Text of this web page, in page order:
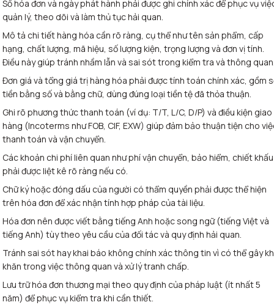
Số hóa đơn và ngày phát hành phải được ghi chính xác để phục vụ
quản lý, theo dõi và làm thủ tục hải quan.
Mô tả chi tiết hàng hóa cần rõ ràng, cụ thể như tên sản phẩm, cấp
hạng, chất lượng, mã hiệu, số lượng kiện, trọng lượng và đơn vị tính.
Điều này giúp tránh nhầm lẫn và sai sót trong kiểm tra và thông
Đơn giá và tổng giá trị hàng hóa phải được tính toán chính xác, gồm
tiền bằng số và bằng chữ, dùng đúng loại tiền tệ đã thỏa thuận.
Ghi rõ phương thức thanh toán (ví dụ: T/T, L/C, D/P) và điều kiện giao
hàng (Incoterms như FOB, CIF, EXW) giúp đảm bảo thuận tiện cho
thanh toán và vận chuyển.
Các khoản chi phí liên quan như phí vận chuyển, bảo hiểm, chiết khấu
phải được liệt kê rõ ràng nếu có.
Chữ ký hoặc đóng dấu của người có thẩm quyền phải được thể hiện
trên hóa đơn để xác nhận tính hợp pháp của tài liệu.
Hóa đơn nên được viết bằng tiếng Anh hoặc song ngữ (tiếng Việt và
tiếng Anh) tùy theo yêu cầu của đối tác và quy định hải quan.
Tránh sai sót hay khai báo không chính xác thông tin vì có thể gây
khăn trong việc thông quan và xử lý tranh chấp.
Lưu trữ hóa đơn thương mại theo quy định của pháp luật (ít nhất 5
năm) để phục vụ kiểm tra khi cần thiết.